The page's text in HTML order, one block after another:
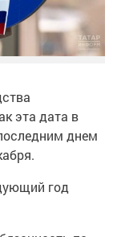
эта дата в
днем
год